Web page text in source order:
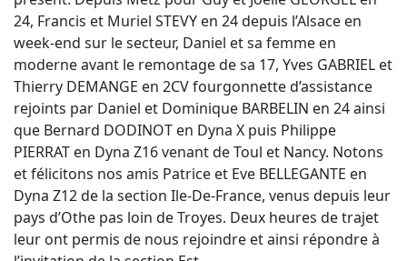
24, Francis et Muriel STEVY en 24 depuis l’Alsace en
week-end sur le secteur, Daniel et sa femme en
moderne avant le remontage de sa 17, Yves GABRIEL et
Thierry DEMANGE en 2CV fourgonnette d’assistance
rejoints par Daniel et Dominique BARBELIN en 24 ainsi
que Bernard DODINOT en Dyna X puis Philippe
PIERRAT en Dyna Z16 venant de Toul et Nancy. Notons
et félicitons nos amis Patrice et Eve BELLEGANTE en
Dyna Z12 de la section Ile-De-France, venus depuis leur
pays d’Othe pas loin de Troyes. Deux heures de trajet
leur ont permis de nous rejoindre et ainsi répondre à